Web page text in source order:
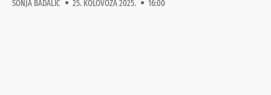
SONJA BADALIĆ 25. KOLOVOZA 2025. 16:00